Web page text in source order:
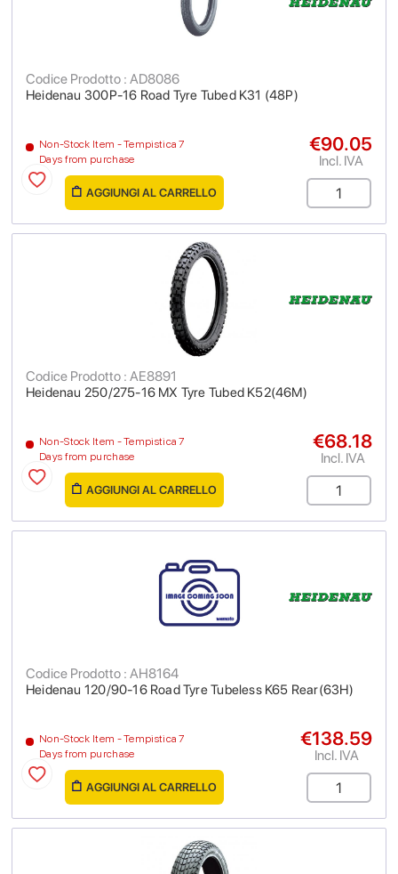
Heidenau 300P-16 Road Tyre Tubed K31 (48P)
Codice Prodotto : AD8086
Non-Stock Item - Tempistica 7
Days from purchase
€90.05
Incl. IVA
AGGIUNGI AL CARRELLO
Heidenau 250/275-16 MX Tyre Tubed K52(46M)
Codice Prodotto : AE8891
Non-Stock Item - Tempistica 7
Days from purchase
€68.18
Incl. IVA
AGGIUNGI AL CARRELLO
Heidenau 120/90-16 Road Tyre Tubeless K65 Rear(63H)
Codice Prodotto : AH8164
Non-Stock Item - Tempistica 7
Days from purchase
€138.59
Incl. IVA
AGGIUNGI AL CARRELLO